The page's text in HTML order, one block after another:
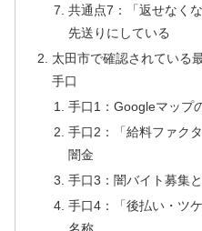
共通点7：「返せなく
先送りにしている
太田市で確認されている
手口
手口1：Googleマップ
手口2：「給料ファク
闇金
手口3：闇バイト募集
手口4：「後払い・ツ
名称